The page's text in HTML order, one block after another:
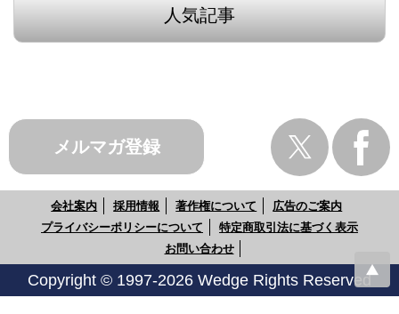
人気記事
メルマガ登録
会社案内 採用情報 著作権について
広告のご案内
プライバシーポリシーについて
特定商取引法に基づく表示
お問い合わせ
Copyright © 1997-2026 Wedge Rights Reserved